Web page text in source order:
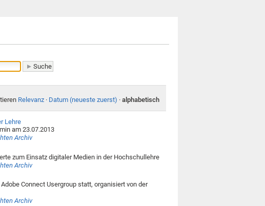
Relevanz · Datum (neueste zuerst) · alphabetisch
Lehre
am 23.07.2013
Archiv
zum Einsatz digitaler Medien in der Hochschullehre
Archiv
Connect Usergroup statt, organisiert von der
Archiv